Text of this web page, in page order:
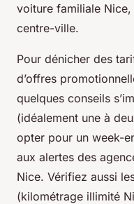
voiture familiale
centre-ville.
Pour dénicher des
d’offres
quelques conseils
(idéalement une à
opter pour un week-
aux alertes des
Nice. Vérifiez aussi
(kilométrage illimité